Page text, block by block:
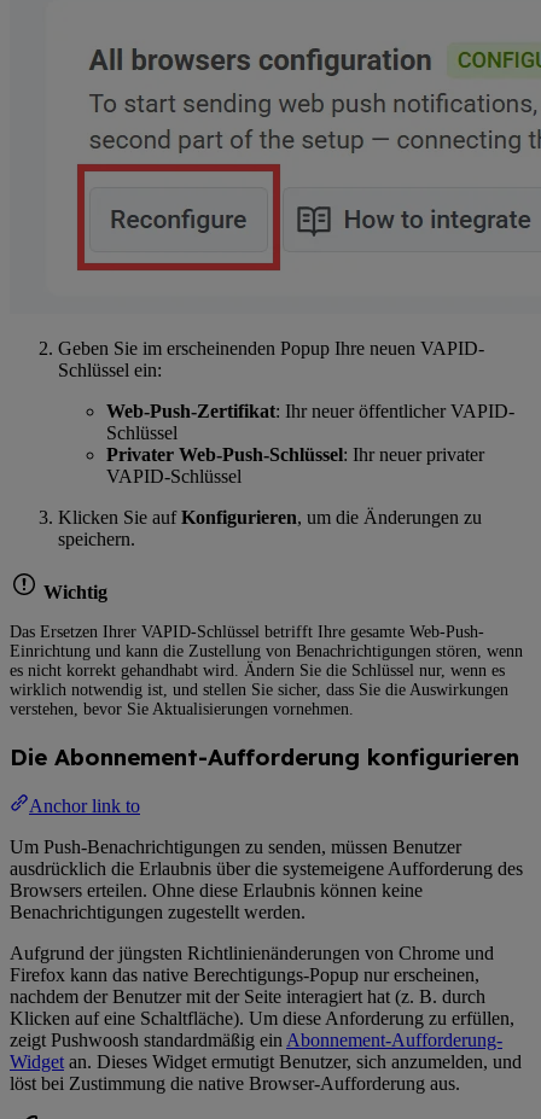
Geben Sie im erscheinenden Popup Ihre neuen VAPID-
Schlüssel ein:
Web-Push-Zertifikat: Ihr neuer öffentlicher VAPID-
Schlüssel
Privater Web-Push-Schlüssel: Ihr neuer privater
VAPID-Schlüssel
Klicken Sie aufKonfigurieren, um die Änderungen zu
speichern.
Wichtig
Das Ersetzen Ihrer VAPID-Schlüssel betrifft Ihre gesamte Web-Push-
Einrichtung und kann die Zustellung von Benachrichtigungen stören, wenn
es nicht korrekt gehandhabt wird. Ändern Sie die Schlüssel nur, wenn es
wirklich notwendig ist, und stellen Sie sicher, dass Sie die Auswirkungen
verstehen, bevor Sie Aktualisierungen vornehmen.
Die Abonnement-Aufforderung konfigurieren
Anchor link to
Um Push-Benachrichtigungen zu senden, müssen Benutzer
ausdrücklich die Erlaubnis über die systemeigene Aufforderung des
Browsers erteilen. Ohne diese Erlaubnis können keine
Benachrichtigungen zugestellt werden.
Aufgrund der jüngsten Richtlinienänderungen von Chrome und
Firefox kann das native Berechtigungs-Popup nur erscheinen,
nachdem der Benutzer mit der Seite interagiert hat (z. B. durch
Klicken auf eine Schaltfläche). Um diese Anforderung zu erfüllen,
zeigt Pushwoosh standardmäßig einAbonnement-Aufforderung-
Widgetan. Dieses Widget ermutigt Benutzer, sich anzumelden, und
löst bei Zustimmung die native Browser-Aufforderung aus.